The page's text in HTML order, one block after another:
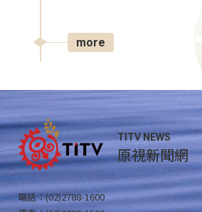
more
TITV NEWS
原視新聞網
電話：(02)2788-1600